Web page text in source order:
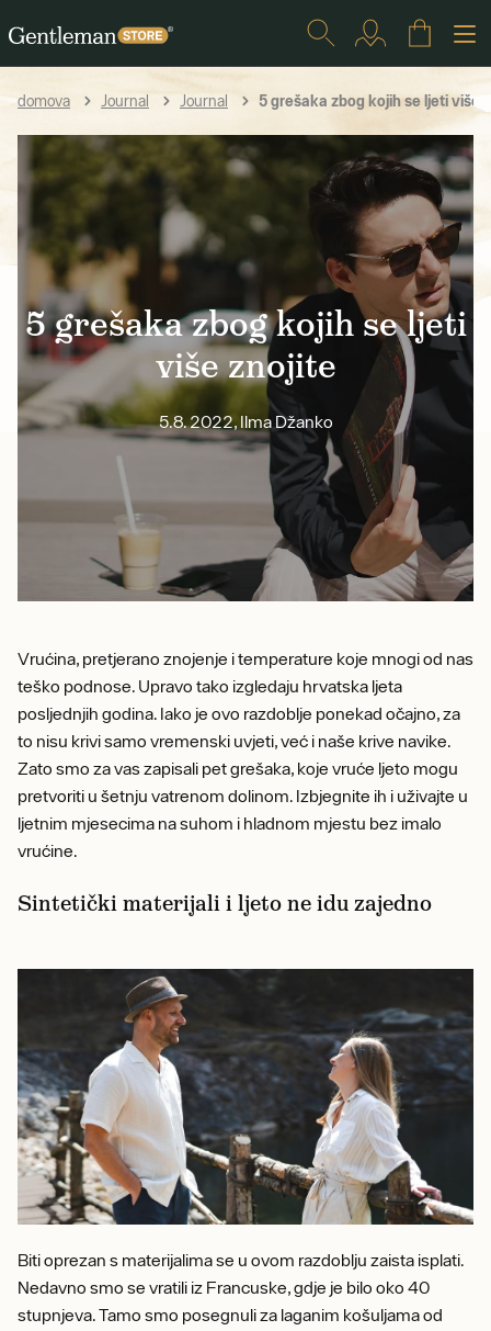
domova Journal Journal 5 grešaka zbog kojih se ljeti više
5 grešaka zbog kojih se ljeti
više znojite
5.8. 2022, Ilma Džanko
Vrućina, pretjerano znojenje i temperature koje mnogi od nas
teško podnose. Upravo tako izgledaju hrvatska ljeta
posljednjih godina. Iako je ovo razdoblje ponekad očajno, za
to nisu krivi samo vremenski uvjeti, već i naše krive navike.
Zato smo za vas zapisali pet grešaka, koje vruće ljeto mogu
pretvoriti u šetnju vatrenom dolinom. Izbjegnite ih i uživajte u
ljetnim mjesecima na suhom i hladnom mjestu bez imalo
vrućine.
Sintetički materijali i ljeto ne idu zajedno
Biti oprezan s materijalima se u ovom razdoblju zaista isplati.
Nedavno smo se vratili iz Francuske, gdje je bilo oko 40
stupnjeva. Tamo smo posegnuli za laganim košuljama od